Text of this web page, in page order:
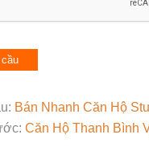
Bán Nhanh Căn Hộ
Căn Hộ Thanh Bình